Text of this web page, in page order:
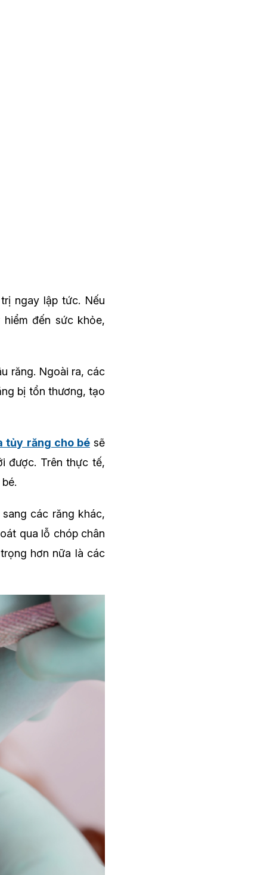
ngay lập tức. Nếu
đến sức khỏe,
răng. Ngoài ra, các
bị tổn thương, tạo
tủy răng cho bésẽ
được. Trên thực tế,
các răng khác,
qua lỗ chóp chân
hơn nữa là các